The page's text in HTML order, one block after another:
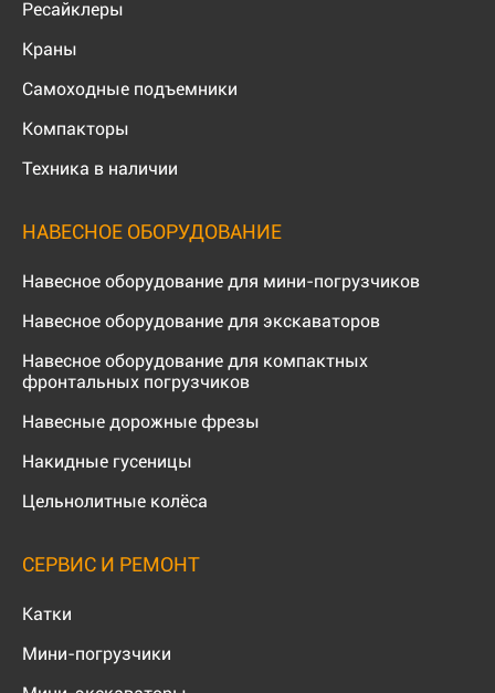
Ресайклеры
Краны
Самоходные подъемники
Компакторы
Техника в наличии
НАВЕСНОЕ ОБОРУДОВАНИЕ
Навесное оборудование для мини-погрузчиков
Навесное оборудование для экскаваторов
Навесное оборудование для компактных
фронтальных погрузчиков
Навесные дорожные фрезы
Накидные гусеницы
Цельнолитные колёса
СЕРВИС И РЕМОНТ
Катки
Мини-погрузчики